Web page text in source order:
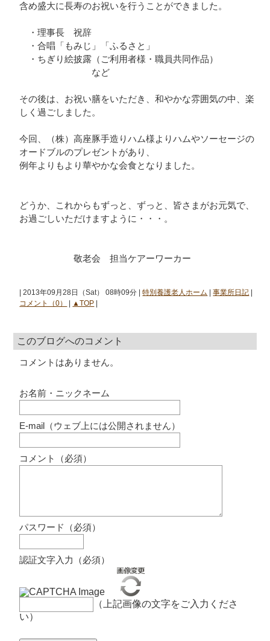
含め盛大に長寿のお祝いを行うことができました。
・理事長 祝辞
・合唱「もみじ」「ふるさと」
・ちぎり絵披露（ご利用者様・職員共同作品）
など
その後は、お祝い膳をいただき、和やかな雰囲気の中、楽
しく過ごしました。
今回、（株）高座豚手造りハム様よりハムやソーセージの
オードブルのプレゼントがあり、
例年よりもより華やかな会食となりました。
どうか、これからもずっと、ずっと、皆さまがお元気で、
お過ごしいただけますように・・・。
敬老会 担当ケアーワーカー
| 2013年09月28日（Sat） 08時09分 |特別養護老人ホーム |事業所日記
コメント（0）
▲TOP
このブログへのコメント
コメントはありません。
お名前・ニックネーム
E-mail（ウェブ上には公開されません）
コメント（必須）
パスワード（必須）
認証文字入力（必須）
（上記画像の文字をご入力くださ
い）